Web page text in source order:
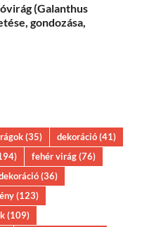
(Galanthus
gondozása,
(35) dekoráció(41)
fehér virág(76)
(36)
(123)
(109)